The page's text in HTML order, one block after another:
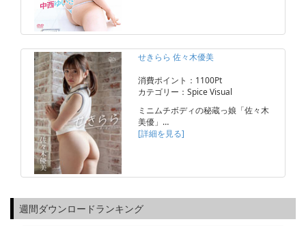
せきらら 佐々木優美
消費ポイント：1100Pt
カテゴリー：Spice Visual
ミニムチボディの秘蔵っ娘「佐々木
美優」…
[詳細を見る]
週間ダウンロードランキング